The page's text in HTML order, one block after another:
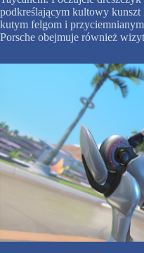
podkreślającym kultowy kunszt
kutym felgom i
Porsche obejmuje również